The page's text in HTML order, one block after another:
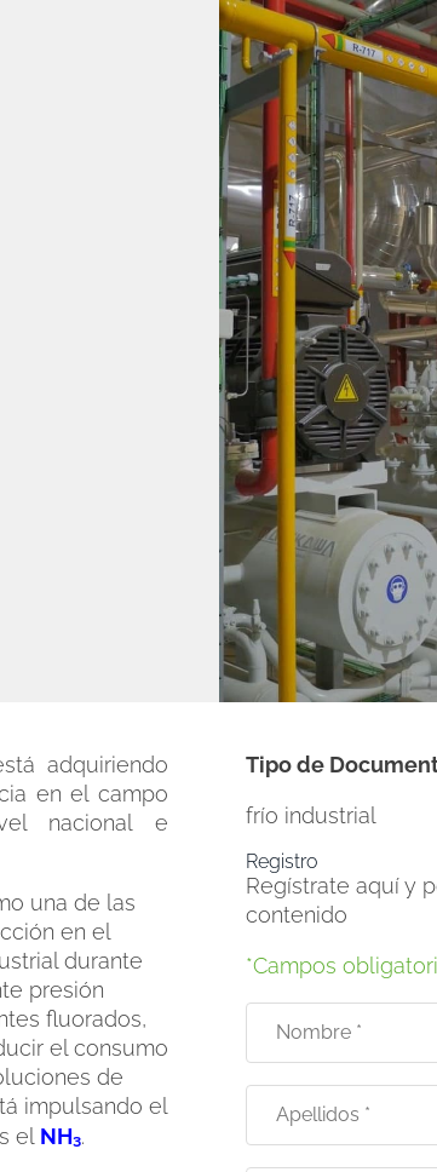
adquiriendo
en el campo
nacional e
una de las
en el
durante
presión
fluorados,
el consumo
de
impulsando el
el NH₃.
Tipo de
frío industrial
Registro
Regístrate aquí y
contenido
*Campos